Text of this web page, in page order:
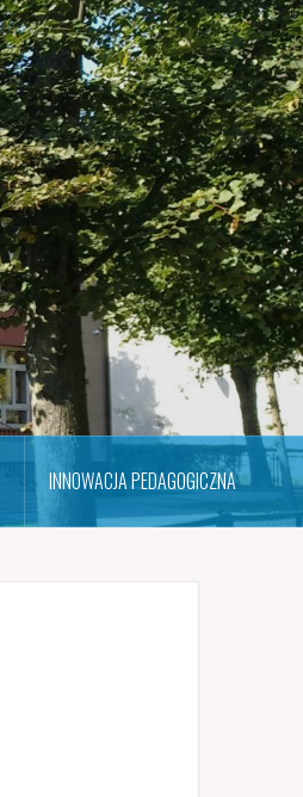
INNOWACJA PEDAGOGICZNA